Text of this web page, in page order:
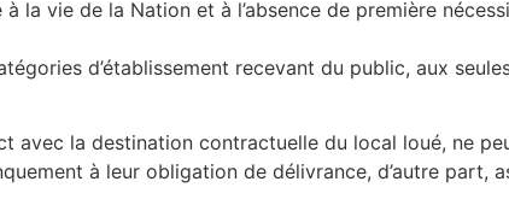
la vie de la Nation et à l’absence de première
d’établissement recevant du public, aux
avec la destination contractuelle du local loué, ne
à leur obligation de délivrance, d’autre part,